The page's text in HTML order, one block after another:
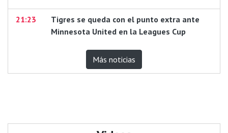
21:23
Tigres se queda con el punto extra ante
Minnesota United en la Leagues Cup
Más noticias